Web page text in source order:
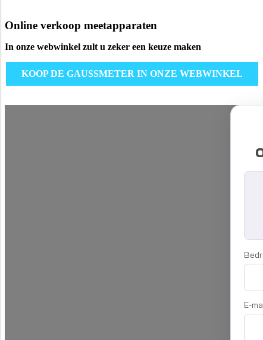
Online verkoop meetapparaten
In onze webwinkel zult u zeker een keuze maken
KOOP DE GAUSSMETER IN ONZE WEBWINKEL
E-